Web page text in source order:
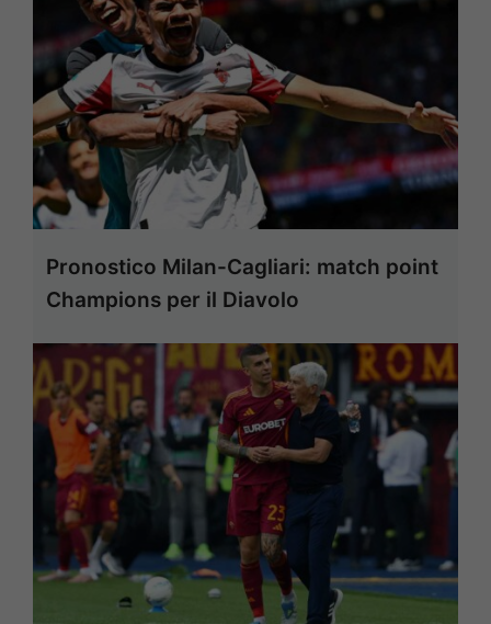
Pronostico Milan-Cagliari: match point
Champions per il Diavolo